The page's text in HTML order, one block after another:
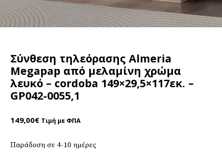
Σύνθεση τηλεόρασης Almeria
Megapap από μελαμίνη χρώμα
λευκό – cordoba 149×29,5×117εκ. –
GP042-0055,1
149,00€ Τιμή με ΦΠΑ
Παράδοση σε 4-10 ημέρες